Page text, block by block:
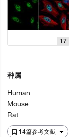
14篇参考文献
17
种属
Human
Mouse
Rat